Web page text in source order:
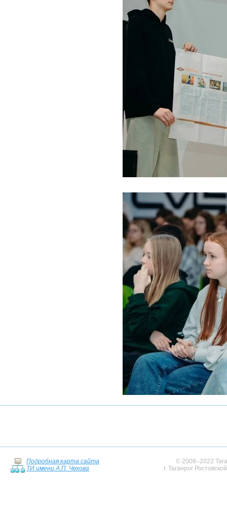
Подробная карта сайта
ТИ имени А.П. Чехова
© 2008–2022
г. Таганрог